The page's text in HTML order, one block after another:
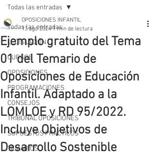
Todas las entradas
LEGISLACIÓN
CURSOS
OPOSICIONES
PROGRAMACIONES
CONSEJOS
TRIBUNAL OPOSICIONES
SUPUESTOS PRÁCTICOS
TEMARIOS
Todas las entradas
Ejemplo gratuito del Tema
01 del Temario de
Oposiciones de Educación
Infantil. Adaptado a la
LOMLOE y RD 95/2022.
Incluye Objetivos de
Desarrollo Sostenible
OPOSICIONES INFANTIL
13 ago 2024 1 min de lectura